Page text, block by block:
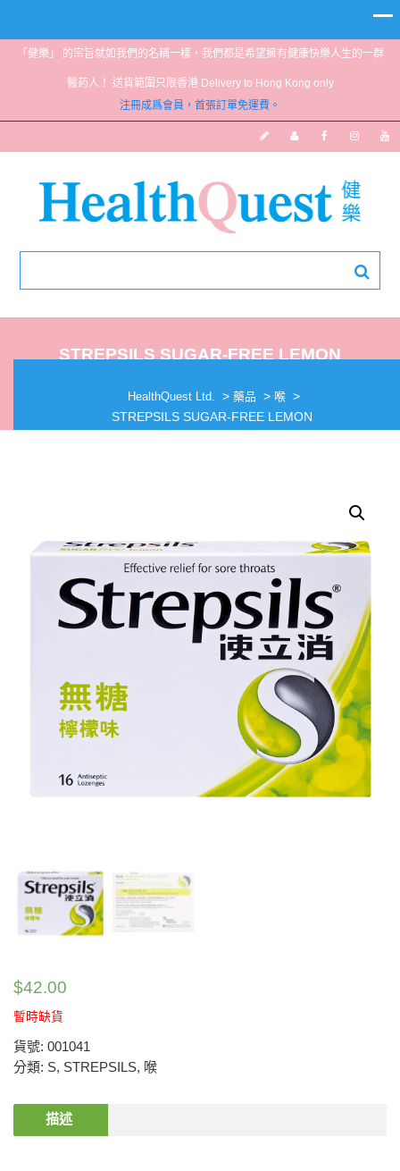
「健樂」 的宗旨就如我們的名稱一樣，我們都是希望擁有健康快樂人生的一群
醫葯人！ 送貨範圍只限香港 Delivery to Hong Kong only
注冊成爲會員，首張訂單免運費。
STREPSILS SUGAR-FREE LEMON
HealthQuest Ltd. > 藥品 > 喉 >
STREPSILS SUGAR-FREE LEMON
$42.00
暫時缺貨
貨號: 001041
分類: S, STREPSILS, 喉
描述